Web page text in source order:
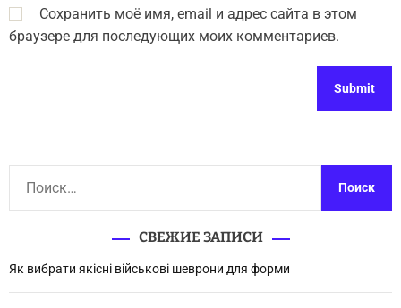
Сохранить моё имя, email и адрес сайта в этом
браузере для последующих моих комментариев.
и
СВЕЖИЕ ЗАПИСИ
Як вибрати якісні військові шеврони для форми